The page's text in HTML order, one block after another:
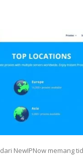
NewIPNow memang